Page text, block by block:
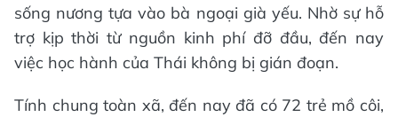
sống nương tựa vào bà ngoại già yếu. Nhờ sự hỗ
trợ kịp thời từ nguồn kinh phí đỡ đầu, đến nay
việc học hành của Thái không bị gián đoạn.
Tính chung toàn xã, đến nay đã có 72 trẻ mồ côi,